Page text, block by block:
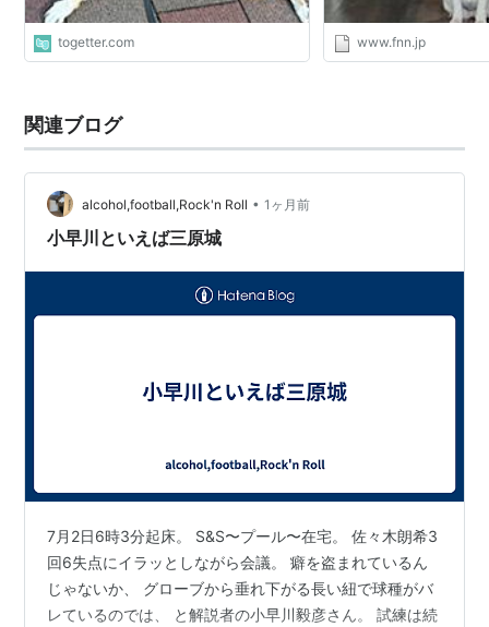
togetter.com www.fnn.jp
関連ブログ
alcohol,football,Rock'n Roll • 1ヶ月前
小早川といえば三原城
7月2日6時3分起床。 S&S〜プール〜在宅。 佐々木朗希3
回6失点にイラッとしながら会議。 癖を盗まれているん
じゃないか、 グローブから垂れ下がる長い紐で球種がバ
レているのでは、 と解説者の小早川毅彦さん。 試練は続